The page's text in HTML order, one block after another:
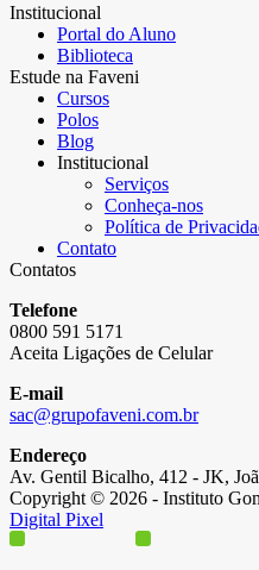
Institucional
Portal do Aluno
Biblioteca
Estude na Faveni
Cursos
Polos
Blog
Institucional
Serviços
Conheça-nos
Política de
Contato
Contatos
Telefone
0800 591 5171
Aceita Ligações de Celular
E-mail
sac@grupofaveni.com.br
Endereço
Av. Gentil Bicalho, 412 - JK,
Copyright © 2026 - Instituto
Digital Pixel